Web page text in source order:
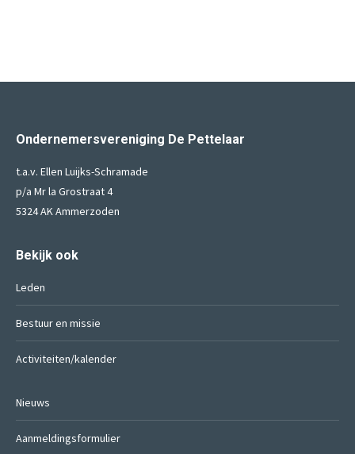
Ondernemersvereniging De Pettelaar
t.a.v. Ellen Luijks-Schramade
p/a Mr la Grostraat 4
5324 AK Ammerzoden
Bekijk ook
Leden
Bestuur en missie
Activiteiten/kalender
Nieuws
Aanmeldingsformulier